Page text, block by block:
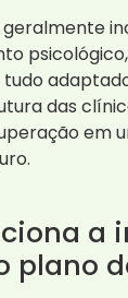
das
em
a
plano